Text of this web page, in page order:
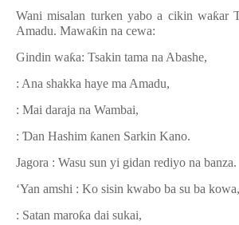
Wani misalan turken yabo a cikin waƙar
Amadu. Mawaƙin na cewa:
Gindin waƙa: Tsakin tama na Abashe,
: Ana shakka haye ma Amadu,
: Mai daraja na Wambai,
: Ɗan Hashim ƙanen Sarkin Kano.
Jagora : Wasu sun yi gidan rediyo na banza.
‘Yan amshi : Ko sisin kwabo ba su ba kowa,
: Satan maroƙa dai sukai,